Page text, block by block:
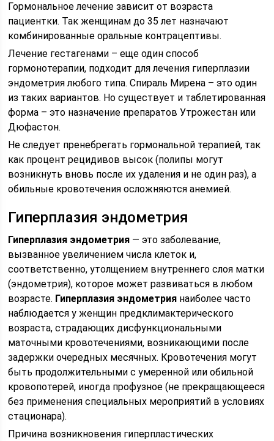
Гормональное лечение зависит от возраста
пациентки. Так женщинам до 35 лет назначают
комбинированные оральные контрацептивы.
Лечение гестагенами – еще один способ
гормонотерапии, подходит для лечения гиперплазии
эндометрия любого типа. Спираль Мирена – это один
из таких вариантов. Но существует и таблетированная
форма – это назначение препаратов Утрожестан или
Дюфастон.
Не следует пренебрегать гормональной терапией, так
как процент рецидивов высок (полипы могут
возникнуть вновь после их удаления и не один раз), а
обильные кровотечения осложняются анемией.
Гиперплазия эндометрия
Гиперплазия эндометрия — это заболевание,
вызванное увеличением числа клеток и,
соответственно, утолщением внутреннего слоя матки
(эндометрия), которое может развиваться в любом
возрасте. Гиперплазия эндометрия наиболее часто
наблюдается у женщин предклимактерического
возраста, страдающих дисфункциональными
маточными кровотечениями, возникающими после
задержки очередных месячных. Кровотечения могут
быть продолжительными с умеренной или обильной
кровопотерей, иногда профузное (не прекращающееся
без применения специальных мероприятий в условиях
стационара).
Причина возникновения гиперпластических